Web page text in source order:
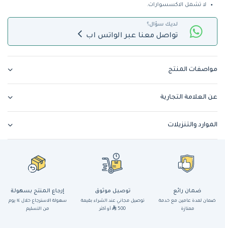
لا تشمل الاكسسوارات.
لديك سؤال؟
تواصل معنا عبر الواتس اب
مواصفات المنتج
عن العلامة التجارية
الموارد والتنزيلات
ضمان رائع
ضمان لمدة عامين مع خدمة
ممتازة
توصيل موثوق
توصيل مجاني عند الشراء بقيمة
500
أو أكثر
إرجاع المنتج بسهولة
سهولة الاسترجاع خلال ١٤ يوم
من التسليم